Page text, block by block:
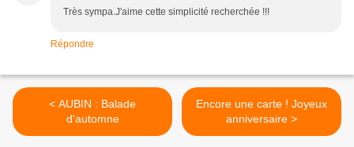
Très sympa.J'aime cette simplicité recherchée !!!
Répondre
< AUBIN : Balade
d'automne
Encore une carte ! Joyeux
anniversaire >